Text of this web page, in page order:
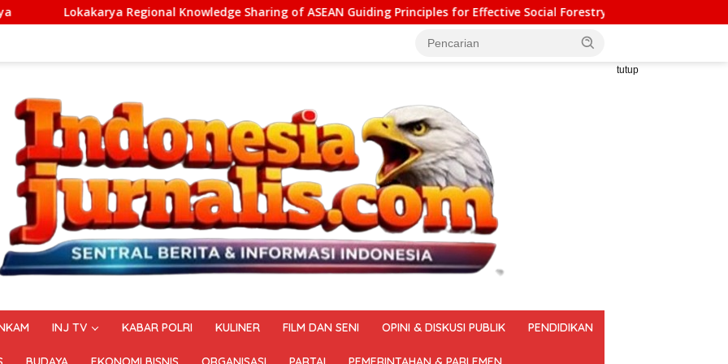
Knowledge Sharing of ASEAN Guiding Principles for Effective Social Forestry Legal Framework (AGP)
tutup
INJ TV KABAR POLRI KULINER FILM DAN SENI OPINI & DISKUSI PUBLIK PENDIDIKAN